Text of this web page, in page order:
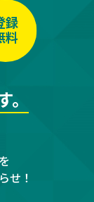
録
料
せ！